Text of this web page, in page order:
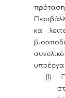
κα
υποέργα
(1)